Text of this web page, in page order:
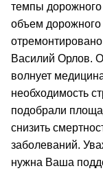
темпы дорожного
объем
Василий Орлов.
волнует
необходимость
подобрали
снизить
заболеваний.
нужна Ваша